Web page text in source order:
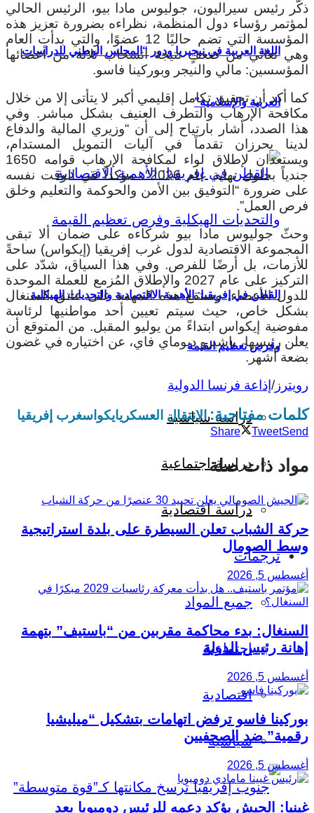
اللغة العربية في نيجيريا ودور “المجلس الوطني للدراسات
العربية والإسلامية”
القطن في إفريقيا: الأهمية الاقتصادية والتحديات الهيكلية
وفرص تعظيم القيمة
دراسة سياسية
دراسة اجتماعية
دراسة اقتصادية
ترجمات
جميع المواد
اجتماعية
اقتصادية
سياسية
ذكّر رئيس سيراليون، جوليوس مادا بيو، الرئيس الحالي
لمؤتمر رؤساء دول المنظمة، نظراءه بضرورة تعزيز هذه
المؤسسة التي تضم حاليًا 12 عضوًا، والتي بدأت العام
وهي تعاني من ضعفٍ نتيجة انسحاب ثلاثة من أعضائها
المؤسسين: مالي والنيجر وبوركينا فاسو.
كما أكد أن تحقيق تكامل إقليمي أكبر لا يتأتى إلا من خلال
مكافحة الإرهاب والتطرف العنيف بشكل مباشر. وفي
هذا الصدد، أشار بارتياح إلى أن “وزيري المالية والدفاع
لدينا يحرزان تقدماً في آليات التمويل المستدام،
ويستعدان لإطلاق لواء لمكافحة الإرهاب قوامه 1650
جندياً بحلول نهاية عام 2026″، مؤكداً في الوقت نفسه
على ضرورة “التوفيق بين الأمن والحوكمة والتعليم وخلق
فرص العمل”.
وحثّ جوليوس مادا بيو شركاءه على ضمان ألا تبقى
المجموعة الاقتصادية لدول غرب إفريقيا (إيكواس) ساحةً
للأزمات، بل أرضًا للفرص. وفي هذا السياق، شدّد على
التركيز على عام 2027 والإطلاق المُزمع للعملة الموحدة
للدول الأعضاء. وستقع هذه المهمة على عاتق السنغال
بشكل خاص، حيث سيتم تعيين أحد مواطنيها لرئاسة
مفوضية إيكواس ابتداءً من يوليو المقبل. من المتوقع أن
يعلن رئيسها، باشيرو ديوماي فاي، عن اختياره في غضون
بضعة أشهر.
رويترز/ إذاعة فرنسا الدولية
كلمات مفتاحية: الانتقال العسكريايكواسغرب إفريقيا
Share TweetSend
مواد ذات صلة
حركة الشباب تعلن السيطرة على بلدة استراتيجية
وسط الصومال
أغسطس 5, 2026
السنغال: بدء محاكمة مقربين من “باستيف” بتهمة
إهانة رئيس الدولة
أغسطس 5, 2026
بوركينا فاسو ترفض اتهامات بتشكيل “ميليشيا
رقمية” ضد الصحفيين
أغسطس 5, 2026
غينيا: الجيش يؤكد دعمه للرئيس دومبويا بعد